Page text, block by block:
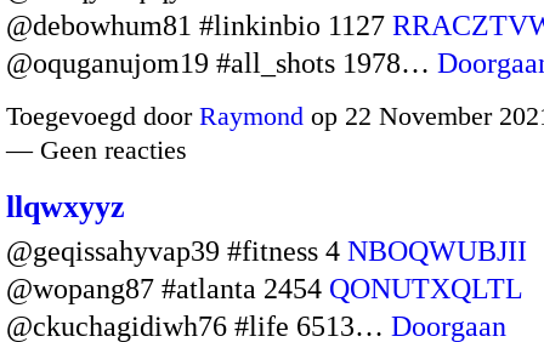
@debowhum81 #linkinbio 1127
@oquganujom19 #all_shots 1978…
Toegevoegd door Raymond op 22 November
— Geen reacties
llqwxyyz
@geqissahyvap39 #fitness 4 NBOQWUBJII
@wopang87 #atlanta 2454 QONUTXQLTL
@ckuchagidiwh76 #life 6513… Doorgaan